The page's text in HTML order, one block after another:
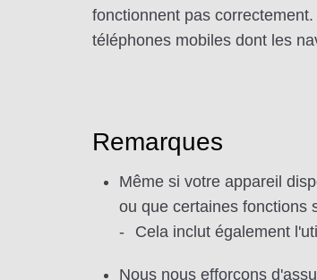
fonctionnent pas
téléphones mobiles dont les
Remarques
Même si votre appareil
ou que certaines fonctions
Cela inclut également
Nous nous efforçons